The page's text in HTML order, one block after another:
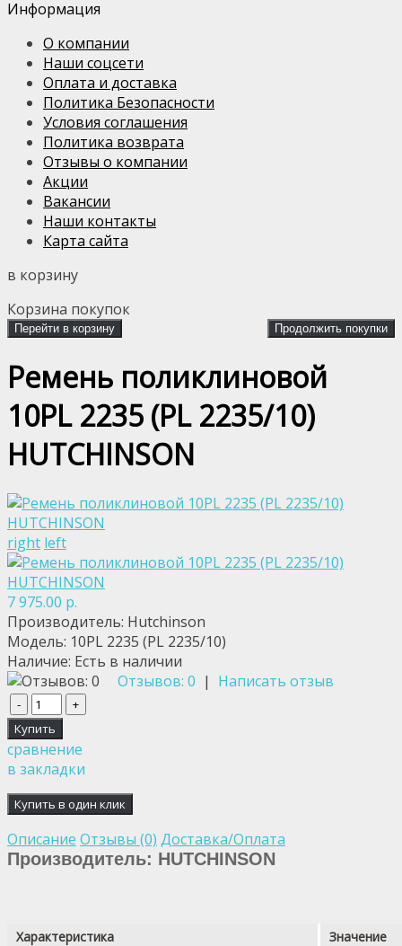
Информация
О компании
Наши соцсети
Оплата и доставка
Политика Безопасности
Условия соглашения
Политика возврата
Отзывы о компании
Акции
Вакансии
Наши контакты
Карта сайта
в корзину
Корзина покупок
Перейти в корзину Продолжить покупки
Ремень поликлиновой
10PL 2235 (PL 2235/10)
HUTCHINSON
right left
7 975.00 р.
Производитель: Hutchinson
Модель: 10PL 2235 (PL 2235/10)
Наличие: Есть в наличии
Отзывов: 0 | Написать отзыв
сравнение
в закладки
Описание Отзывы (0) Доставка/Оплата
Производитель: HUTCHINSON
Характеристика
Значение